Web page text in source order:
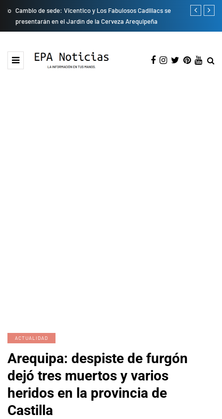
Cambio de sede: Vicentico y Los Fabulosos Cadillacs se
presentarán en el Jardín de la Cerveza Arequipeña
Empresas
ACTUALIDAD
Arequipa: despiste de furgón
dejó tres muertos y varios
heridos en la provincia de
Castilla